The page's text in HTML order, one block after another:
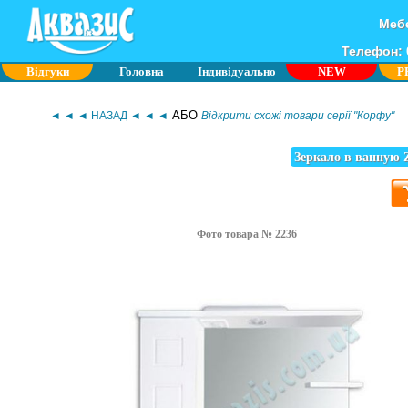
Телефон:
Відгуки Головна Індивідуально NEW
◄ ◄ ◄ НАЗАД ◄ ◄ ◄ АБО Відкрити схожі товари серії "Корфу"
Зеркало в ванную
Фото товара № 2236